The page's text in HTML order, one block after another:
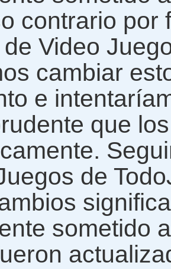
contrario por
Video
cambiar
e
que
de
sometido